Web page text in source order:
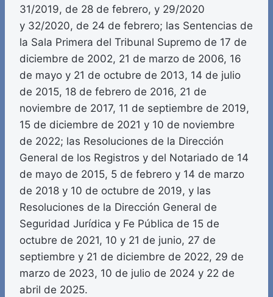
31/2019, de 28 de febrero, y 29/2020
y 32/2020, de 24 de febrero; las Sentencias de
la Sala Primera del Tribunal Supremo de 17 de
diciembre de 2002, 21 de marzo de 2006, 16
de mayo y 21 de octubre de 2013, 14 de julio
de 2015, 18 de febrero de 2016, 21 de
noviembre de 2017, 11 de septiembre de 2019,
15 de diciembre de 2021 y 10 de noviembre
de 2022; las Resoluciones de la Dirección
General de los Registros y del Notariado de 14
de mayo de 2015, 5 de febrero y 14 de marzo
de 2018 y 10 de octubre de 2019, y las
Resoluciones de la Dirección General de
Seguridad Jurídica y Fe Pública de 15 de
octubre de 2021, 10 y 21 de junio, 27 de
septiembre y 21 de diciembre de 2022, 29 de
marzo de 2023, 10 de julio de 2024 y 22 de
abril de 2025.